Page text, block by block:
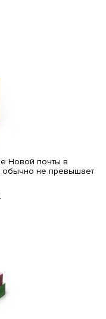
Новой почты в
обычно не превышает